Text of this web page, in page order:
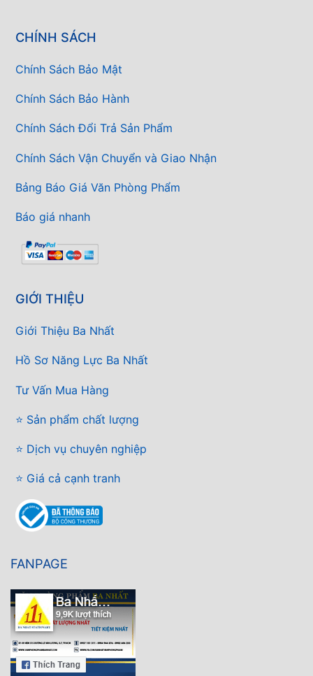
CHÍNH SÁCH
Chính Sách Bảo Mật
Chính Sách Bảo Hành
Chính Sách Đổi Trả Sản Phẩm
Chính Sách Vận Chuyển và Giao Nhận
Bảng Báo Giá Văn Phòng Phẩm
Báo giá nhanh
GIỚI THIỆU
Giới Thiệu Ba Nhất
Hồ Sơ Năng Lực Ba Nhất
Tư Vấn Mua Hàng
⭐ Sản phẩm chất lượng
⭐ Dịch vụ chuyên nghiệp
⭐ Giá cả cạnh tranh
FANPAGE